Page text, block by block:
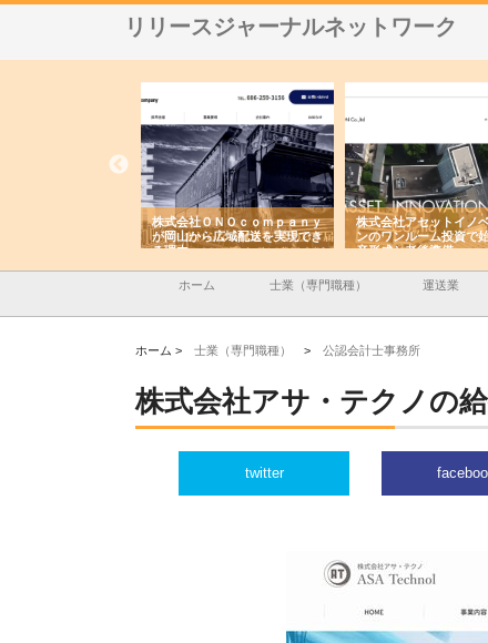
リリースジャーナルネットワーク
株式会社アセットイノベーショ
ンのワンルーム投資で始める資
産形成と老後準備
庭楽株式会社が知多
と名古屋で叶える理
間
ホーム 士業（専門職種） 運送業
ホーム > 士業（専門職種） > 公認会計士事務所
株式会社アサ・テクノの
twitter